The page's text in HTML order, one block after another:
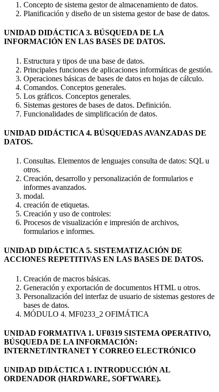
Concepto de sistema gestor de almacenamiento de datos.
Planificación y diseño de un sistema gestor de base de datos.
UNIDAD DIDÁCTICA 3. BÚSQUEDA DE LA
INFORMACIÓN EN LAS BASES DE DATOS.
Estructura y tipos de una base de datos.
Principales funciones de aplicaciones informáticas de gestión.
Operaciones básicas de bases de datos en hojas de cálculo.
Comandos. Conceptos generales.
Los gráficos. Conceptos generales.
Sistemas gestores de bases de datos. Definición.
Funcionalidades de simplificación de datos.
UNIDAD DIDÁCTICA 4. BÚSQUEDAS AVANZADAS DE
DATOS.
Consultas. Elementos de lenguajes consulta de datos: SQL u
otros.
Creación, desarrollo y personalización de formularios e
informes avanzados.
modal.
creación de etiquetas.
Creación y uso de controles:
Procesos de visualización e impresión de archivos,
formularios e informes.
UNIDAD DIDÁCTICA 5. SISTEMATIZACIÓN DE
ACCIONES REPETITIVAS EN LAS BASES DE DATOS.
Creación de macros básicas.
Generación y exportación de documentos HTML u otros.
Personalización del interfaz de usuario de sistemas gestores de
bases de datos.
MÓDULO 4. MF0233_2 OFIMÁTICA
UNIDAD FORMATIVA 1. UF0319 SISTEMA OPERATIVO,
BÚSQUEDA DE LA INFORMACIÓN:
INTERNET/INTRANET Y CORREO ELECTRÓNICO
UNIDAD DIDÁCTICA 1. INTRODUCCIÓN AL
ORDENADOR (HARDWARE, SOFTWARE).